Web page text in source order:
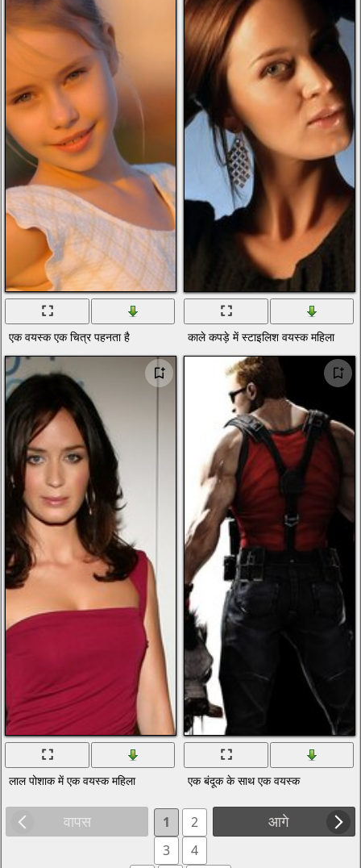
एक वयस्क एक चित्र पहनता है काले कपड़े में स्टाइलिश वयस्क महिला
लाल पोशाक में एक वयस्क महिला एक बंदूक के साथ एक वयस्क
वापस आगे
1
2
3
4